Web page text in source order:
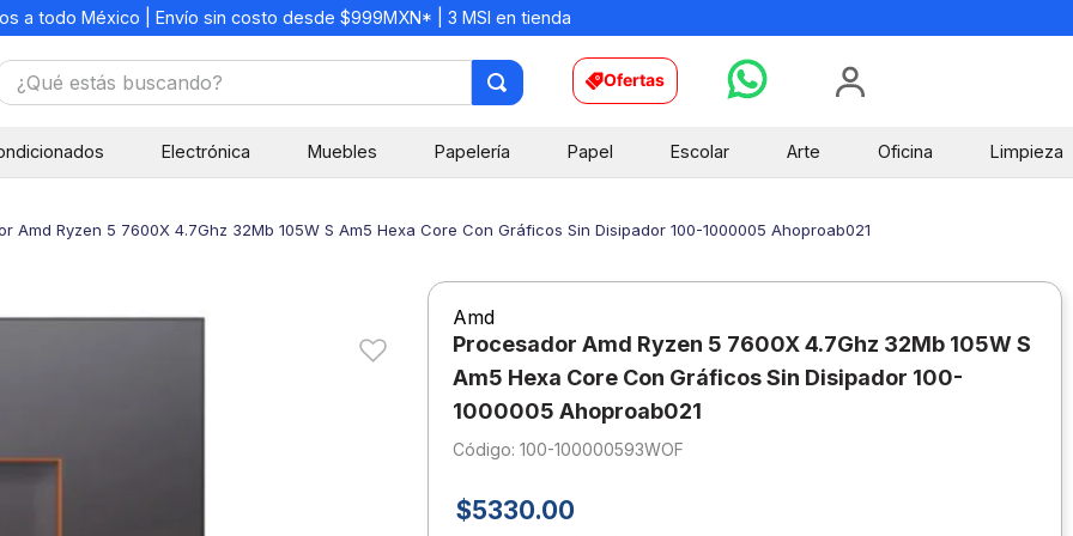
a todo México | Envío sin costo desde $999MXN* | 3 MSI en tienda
estás buscando? Ofertas
Electrónica Muebles Papelería Papel Escolar Arte Oficina Limpieza
Amd Ryzen 5 7600X 4.7Ghz 32Mb 105W S Am5 Hexa Core Con Gráficos Sin Disipador 100-1000005 Ahoproab021
Amd
Procesador Amd Ryzen 5 7600X 4.7Ghz 32Mb 105W S
Am5 Hexa Core Con Gráficos Sin Disipador 100-
1000005 Ahoproab021
: 100-100000593WOF
$5330.00
8.
sacapuntas